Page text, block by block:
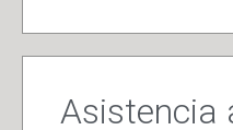
Asistencia